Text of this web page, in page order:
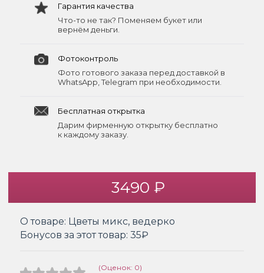
Гарантия качества
Что-то не так? Поменяем букет или
вернём деньги.
Фотоконтроль
Фото готового заказа перед доставкой в
WhatsApp, Telegram при необходимости.
Бесплатная открытка
Дарим фирменную открытку бесплатно
к каждому заказу.
3490 ₽
О товаре: Цветы микс, ведерко
Бонусов за этот товар: 35₽
(Оценок: 0)